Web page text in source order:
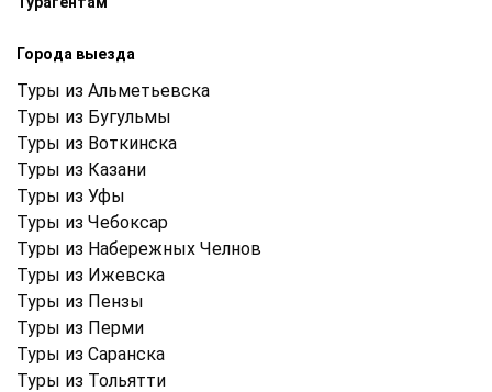
Города выезда
Туры из Альметьевска
Туры из Бугульмы
Туры из Воткинска
Туры из Казани
Туры из Уфы
Туры из Чебоксар
Туры из Набережных Челнов
Туры из Ижевска
Туры из Пензы
Туры из Перми
Туры из Саранска
Туры из Тольятти